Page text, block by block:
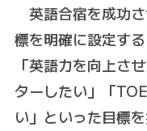
英語合宿を成功
標を明確に設定す
「英語力を向上さ
ターしたい」「
い」といった目標